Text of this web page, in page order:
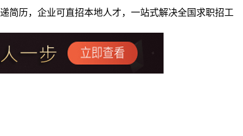
简历，企业可直招本地人才，一站式解决全国求职招工